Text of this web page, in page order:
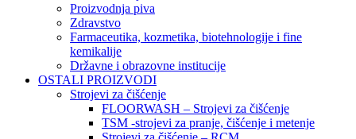
Proizvodnja piva
Zdravstvo
Farmaceutika, kozmetika, biotehnologije i fine
kemikalije
Državne i obrazovne institucije
OSTALI PROIZVODI
Strojevi za čišćenje
FLOORWASH – Strojevi za čišćenje
TSM -strojevi za pranje, čišćenje i metenje